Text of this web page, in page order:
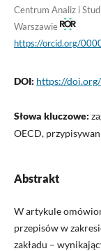
Centrum Analiz i
Warszawie
https://orcid.org/
DOI: https://
Słowa kluczowe:
OECD,
Abstrakt
W artykule
przepisów w
zakładu –